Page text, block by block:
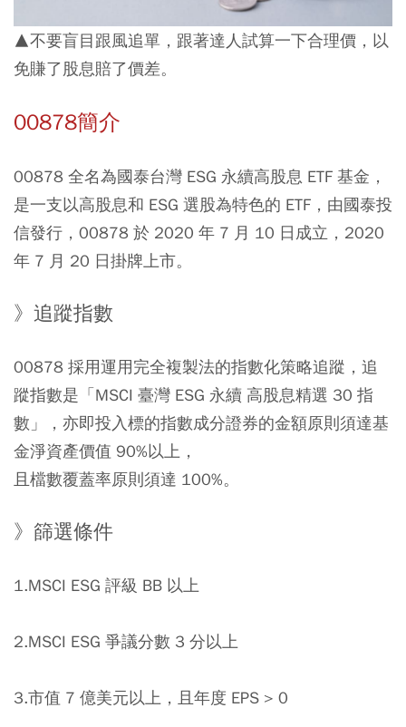
▲不要盲目跟風追單，跟著達人試算一下合理價，以
免賺了股息賠了價差。
00878簡介
00878 全名為國泰台灣 ESG 永續高股息 ETF 基金，
是一支以高股息和 ESG 選股為特色的 ETF，由國泰投
信發行，00878 於 2020 年 7 月 10 日成立，2020
年 7 月 20 日掛牌上市。
》追蹤指數
00878 採用運用完全複製法的指數化策略追蹤，追
蹤指數是「MSCI 臺灣 ESG 永續 高股息精選 30 指
數」，亦即投入標的指數成分證券的金額原則須達基
金淨資產價值 90%以上，
且檔數覆蓋率原則須達 100%。
》篩選條件
1.MSCI ESG 評級 BB 以上
2.MSCI ESG 爭議分數 3 分以上
3.市值 7 億美元以上，且年度 EPS > 0